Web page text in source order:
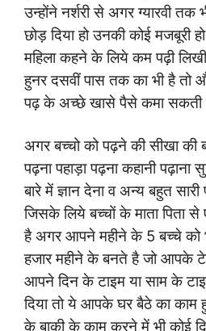
उन्होंने नर्शरी से अगर ग्यारवी तक
छोड़ दिया हो उनकी कोई मजबूरी
महिला कहने के लिये कम पढ़ी
हुनर दसवीं पास तक का भी है तो
पढ़ के अच्छे खासे पैसे कमा सकती
अगर बच्चो को पढ़ने की सीखा
पढ़ना पहाड़ा पढ़ना कहानी
बारे में ज्ञान देना व अन्य बहुत
जिसके लिये बच्चों के माता पिता
है अगर आपने महीने के 5 बच्चे को
हजार महीने के बनते है जो
आपने दिन के टाइम या साम के
दिया तो ये आपके घर बैठे का
के बाकी के काम करने में भी कोई